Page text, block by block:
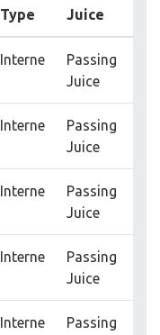
Type Juice
Interne
Passing
Juice
Interne
Passing
Juice
Interne
Passing
Juice
Interne
Passing
Juice
Interne
Passing